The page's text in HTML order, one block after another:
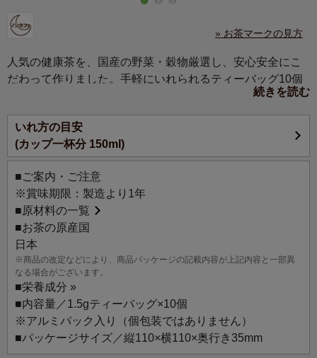
» お茶マークの見方
人気の健康茶を、国産の野菜・穀物厳選し、安心安全にこ
だわって作りました。手軽にいれられるティーバッグ10個
入です。温かい風合いの箱入で、贈りものにも最適です。
玉ねぎの皮を、風味豊かで飲みやすいお茶にしました。健
康を維持したい方におすすめ。
【産地】
北海道、香川、兵庫
【生産者のこだわり】
良質な「もみじ３号」の生育に必要な日照時間や降水量な
どの様々な条件が揃った北海道、香川、兵庫で収穫された
皮を使用しました。
特殊な高温乾燥機で焙煎を行うことにより、皮だけでスー
プのような風味を作ることにこだわっています。
続きを読む
いれ方の目安
(カップ一杯分 150ml)
■ご案内・ご注意
※賞味期限：製造より1年
■原材料の一覧
■お茶の原産国
日本
※商品の改定などにより、商品パッケージの記載内容が上記内容と一部異
なる場合がございます。
■栄養成分 »
■内容量／1.5gティーバッグ×10個
※アルミパック入り（個包装ではありません）
■パッケージサイズ／縦110×横110×奥行き35mm